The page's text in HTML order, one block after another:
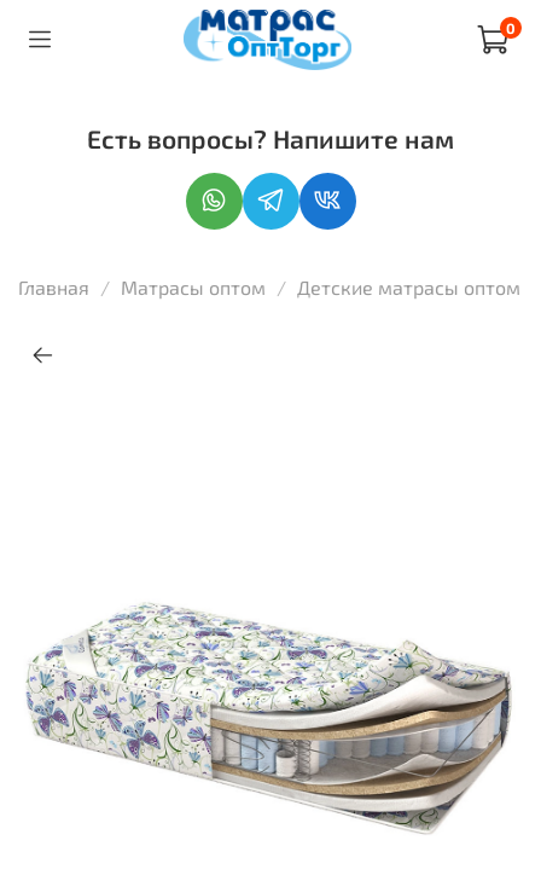
0
Главная Матрасы оптом Детские матрасы оптом
Есть вопросы? Напишите нам